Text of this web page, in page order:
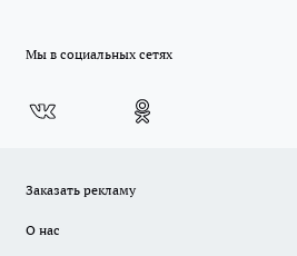
Мы в социальных сетях
Заказать рекламу
О нас